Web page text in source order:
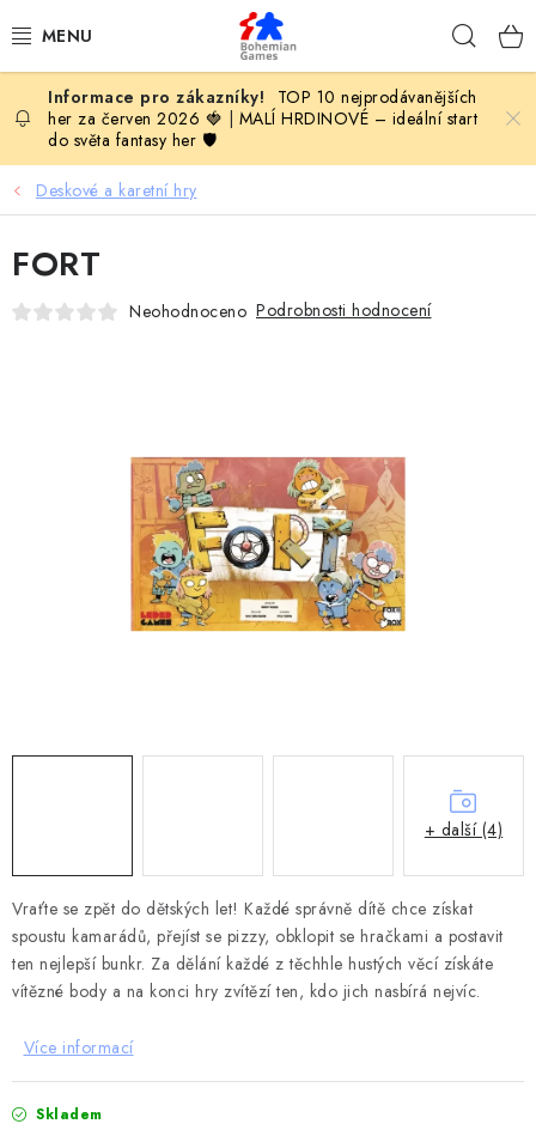
na
KOMPLETNÍ NABÍDKA HER
PODLE VĚKU
DESKOHERNÍ KLUBY, DDM, KNIHOVNY A JINÉ
ZÁJMOVÉ ORGANIZACE
ZÁKLADNÍ A MATEŘSKÉ ŠKOLY, STŘEDNÍ ŠKOLY A
Podmínky ochrany osobních údajů
Deskoherní kluby, DDM, knihovny a jiné zájmové organizace
Kalendář akcí Bohemian Games 🎉
Kde koupit hry Bohemian Games
Zákaznická podpora
Provizní systém
TOP 10 nejprodávanějších
her za červen 2026 🍓
MALÍ HRDINOVÉ – ideální start
do světa fantasy her 🛡️
Deskové a karetní hry
Vraťte se zpět do dětských let! Každé správně dítě chce získat
spoustu kamarádů, přejíst se pizzy, obklopit se hračkami a postavit
ten nejlepší bunkr. Za dělání každé z těchhle hustých věcí získáte
vítězné body a na konci hry zvítězí ten, kdo jich nasbírá nejvíc.
Více informací
Skladem
FORT
Neohodnoceno Podrobnosti hodnocení
+ další (4)